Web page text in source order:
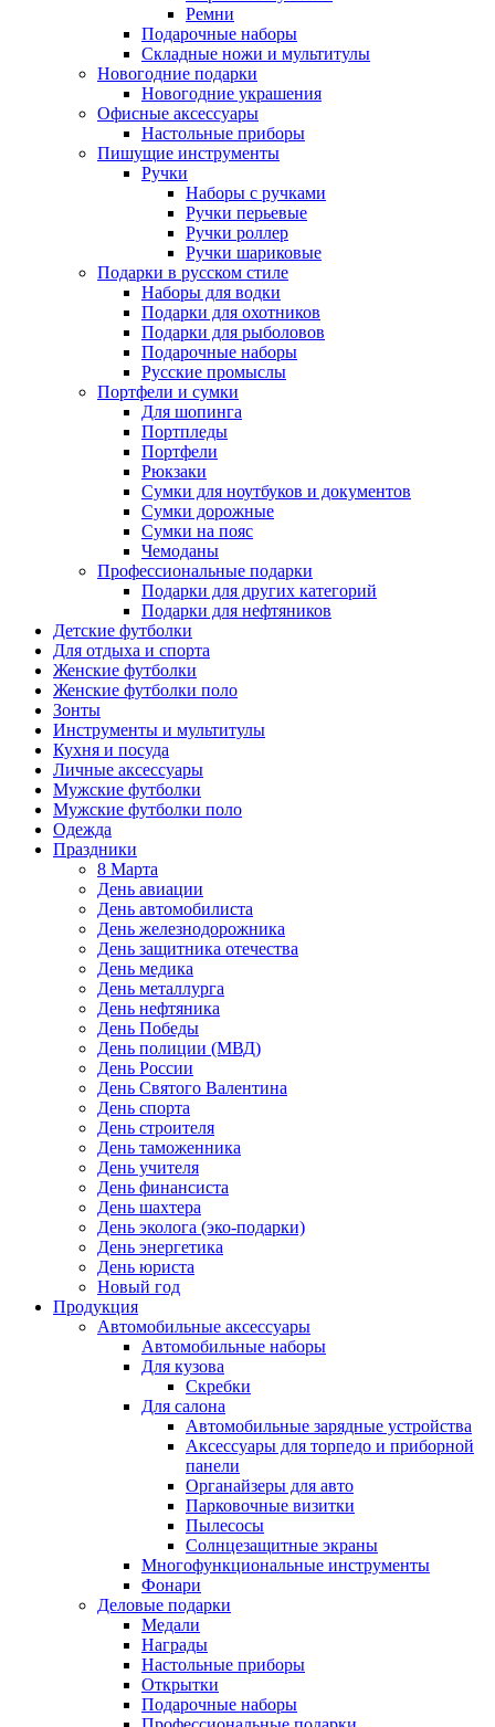
Ремни
Подарочные наборы
Складные ножи и мультитулы
Новогодние подарки
Новогодние украшения
Офисные аксессуары
Настольные приборы
Пишущие инструменты
Ручки
Наборы с ручками
Ручки перьевые
Ручки роллер
Ручки шариковые
Подарки в русском стиле
Наборы для водки
Подарки для охотников
Подарки для рыболовов
Подарочные наборы
Русские промыслы
Портфели и сумки
Для шопинга
Портпледы
Портфели
Рюкзаки
Сумки для ноутбуков и документов
Сумки дорожные
Сумки на пояс
Чемоданы
Профессиональные подарки
Подарки для других категорий
Подарки для нефтяников
Детские футболки
Для отдыха и спорта
Женские футболки
Женские футболки поло
Зонты
Инструменты и мультитулы
Кухня и посуда
Личные аксессуары
Мужские футболки
Мужские футболки поло
Одежда
Праздники
8 Марта
День авиации
День автомобилиста
День железнодорожника
День защитника отечества
День медика
День металлурга
День нефтяника
День Победы
День полиции (МВД)
День России
День Святого Валентина
День спорта
День строителя
День таможенника
День учителя
День финансиста
День шахтера
День эколога (эко-подарки)
День энергетика
День юриста
Новый год
Продукция
Автомобильные аксессуары
Автомобильные наборы
Для кузова
Скребки
Для салона
Автомобильные зарядные устройства
Аксессуары для торпедо и приборной
панели
Органайзеры для авто
Парковочные визитки
Пылесосы
Солнцезащитные экраны
Многофункциональные инструменты
Фонари
Деловые подарки
Медали
Награды
Настольные приборы
Открытки
Подарочные наборы